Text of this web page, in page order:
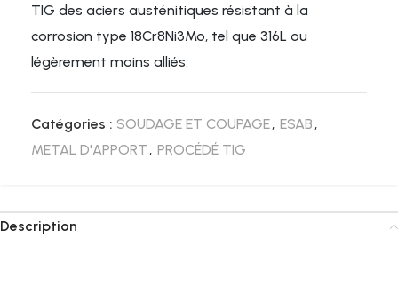
TIG des aciers austénitiques résistant à la
corrosion type 18Cr8Ni3Mo, tel que 316L ou
légèrement moins alliés.
Catégories : SOUDAGE ET COUPAGE, ESAB ,
METAL D'APPORT , PROCÉDÉ TIG
Description